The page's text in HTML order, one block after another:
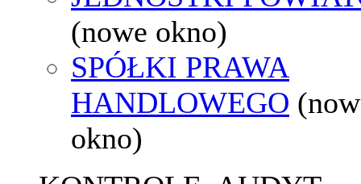
(nowe okno)
SPÓŁKI PRAWA
HANDLOWEGO
okno)